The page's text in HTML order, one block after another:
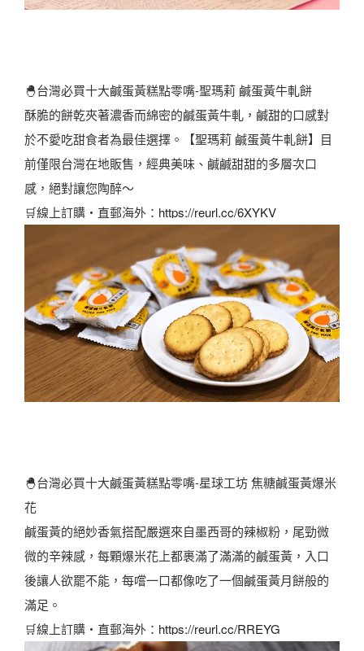
🐣台灣必買十大鹹蛋黃糕點零嘴-聖瑪莉 鹹蛋黃牛軋餅
酥脆的餅乾夾著濃香而綿密的鹹蛋黃牛軋，鹹甜的口感對
於不愛吃甜食者為最佳選擇。【聖瑪莉 鹹蛋黃牛軋餅】目
前僅限台灣在地販售，經典美味、鹹鹹甜甜的多層次口
感，絕對讓您陶醉～
🛒線上訂購・直郵海外： https://reurl.cc/6XYKV
🐣台灣必買十大鹹蛋黃糕點零嘴-星球工坊 焦糖鹹蛋黃爆米
花
鹹蛋黃的絕妙香氣搭配嚴選來自墨西哥的辣椒粉，尾勁微
微的辛辣感，每顆爆米花上都裹滿了滿滿的鹹蛋黃，入口
後讓人欲罷不能，每嚐一口都像吃了一個鹹蛋黃月餅般的
滿足。
🛒線上訂購・直郵海外： https://reurl.cc/RREYG